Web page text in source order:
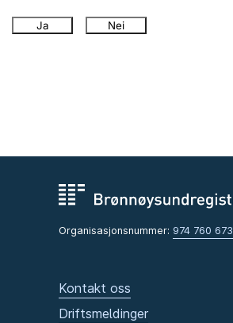
Ja Nei
Organisasjonsnummer: 974 760 673
Kontakt oss
Driftsmeldinger